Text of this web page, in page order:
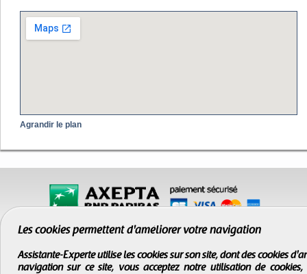
Agrandir le plan
Les cookies permettent d'améliorer votre navigation
Assistante-Experte utilise les cookies sur son site, dont des cookies
navigation sur ce site, vous acceptez notre utilisation de